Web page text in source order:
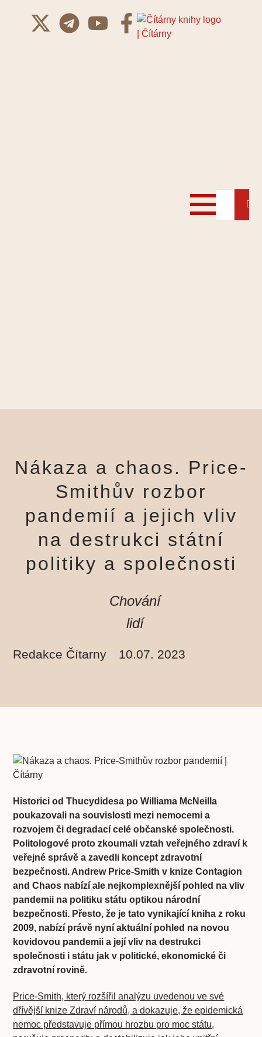
Nákaza a chaos. Price-
Smithův rozbor
pandemií a jejich vliv
na destrukci státní
politiky a společnosti
Chování
lidí
Redakce Čítarny 10.07. 2023
Historici od Thucydidesa po Williama McNeilla
poukazovali na souvislosti mezi nemocemi a
rozvojem či degradací celé občanské společnosti.
Politologové proto zkoumali vztah veřejného zdraví k
veřejné správě a zavedli koncept zdravotní
bezpečnosti. Andrew Price-Smith v knize Contagion
and Chaos nabízí ale nejkomplexnější pohled na vliv
pandemii na politiku státu optikou národní
bezpečnosti. Přesto, že je tato vynikající kniha z roku
2009, nabízí právě nyní aktuální pohled na novou
kovidovou pandemii a její vliv na destrukci
společnosti i státu jak v politické, ekonomické či
zdravotní rovině.
Price-Smith, který rozšířil analýzu uvedenou ve své
dřívější knize Zdraví národů, a dokazuje, že epidemická
nemoc představuje přímou hrozbu pro moc státu,